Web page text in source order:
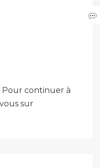
Pour continuer à
sur